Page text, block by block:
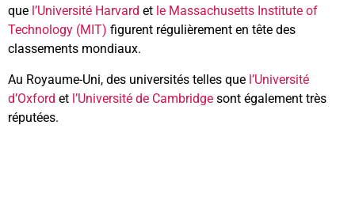
que l’Université Harvard et le Massachusetts Institute of
Technology (MIT) figurent régulièrement en tête des
classements mondiaux.
Au Royaume-Uni, des universités telles que l’Université
d’Oxford et l’Université de Cambridge sont également très
réputées.